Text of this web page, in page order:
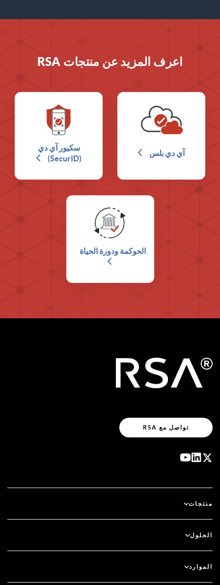
اعرف المزيد عن منتجات RSA
آي دي بلس
سكيور آي دي
(SecurID)
الحوكمة ودورة الحياة
تواصل مع RSA
منتجات
سكيور آي دي (SecurID)
الحلول
المصادقة متعددة العوامل
الموارد